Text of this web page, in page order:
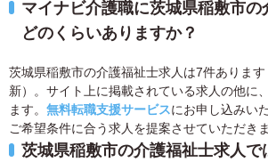
マイナビ介護職に茨城県稲敷市の
どのくらいありますか？
茨城県稲敷市の介護福祉士求人は7件ありま
新）。サイト上に掲載されている求人の他に
ます。 無料転職支援サービスにお申し込みい
ご希望条件に合う求人を提案させていただきま
茨城県稲敷市の介護福祉士求人で